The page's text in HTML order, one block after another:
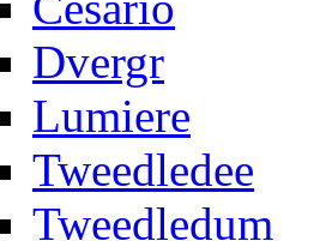
Dvergr
Lumiere
Tweedledee
Tweedledum